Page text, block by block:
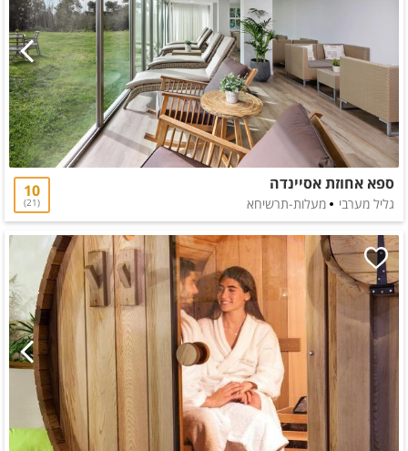
ספא אחוזת אסיינדה
גליל מערבי מעלות-תרשיחא
10
21